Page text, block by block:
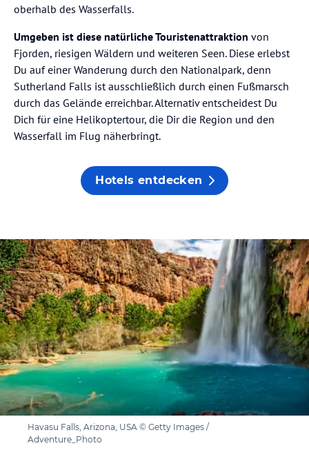
oberhalb des Wasserfalls.
Umgeben ist diese natürliche Touristenattraktion von
Fjorden, riesigen Wäldern und weiteren Seen. Diese erlebst
Du auf einer Wanderung durch den Nationalpark, denn
Sutherland Falls ist ausschließlich durch einen Fußmarsch
durch das Gelände erreichbar. Alternativ entscheidest Du
Dich für eine Helikoptertour, die Dir die Region und den
Wasserfall im Flug näherbringt.
Hotels entdecken
Havasu Falls, Arizona, USA © Getty Images /
Adventure_Photo